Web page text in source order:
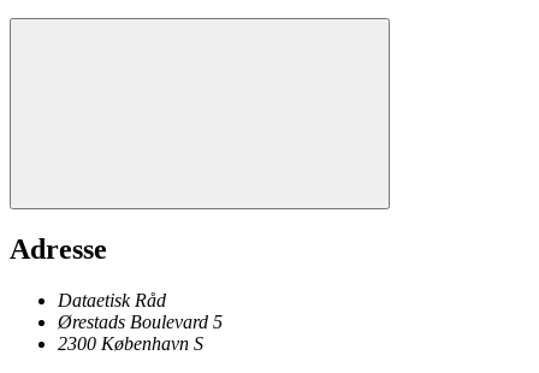
Adresse
Dataetisk Råd
Ørestads Boulevard 5
2300 København S